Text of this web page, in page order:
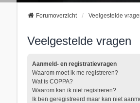
Forumoverzicht Veelgestelde
Veelgestelde vragen
Aanmeld- en registratievragen
Waarom moet ik me registreren?
Wat is COPPA?
Waarom kan ik niet registreren?
Ik ben geregistreerd maar kan niet